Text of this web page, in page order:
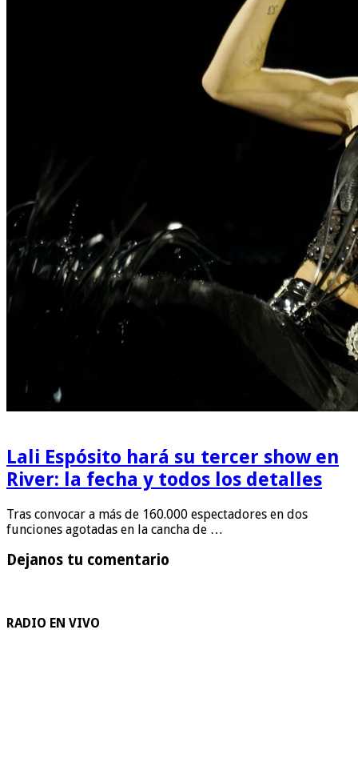
Lali Espósito hará su tercer show en
River: la fecha y todos los detalles
Tras convocar a más de 160.000 espectadores en dos
funciones agotadas en la cancha de …
Dejanos tu comentario
RADIO EN VIVO